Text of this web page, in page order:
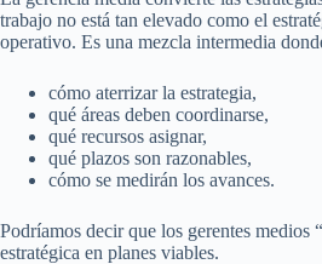
trabajo no está tan elevado como el
operativo. Es una mezcla intermedia
cómo aterrizar la estrategia,
qué áreas deben coordinarse,
qué recursos asignar,
qué plazos son razonables,
cómo se medirán los avances.
Podríamos decir que los gerentes medios
estratégica en planes viables.